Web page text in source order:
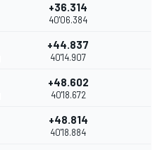
+36.314
40'06.384
+44.837
40'14.907
+48.602
40'18.672
+48.814
40'18.884